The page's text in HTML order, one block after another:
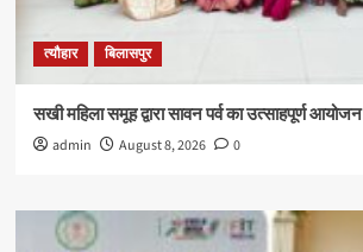
त्यौहार बिलासपुर
सखी महिला समूह द्वारा सावन पर्व का उत्साहपूर्ण आयोजन
admin August 8, 2026 0